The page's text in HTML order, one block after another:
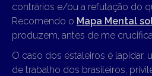
contrários e/ou a refutação do
Recomendo o Mapa Mental
produzem, antes de me
O caso dos estaleiros é lapidar,
de trabalho dos brasileiros,